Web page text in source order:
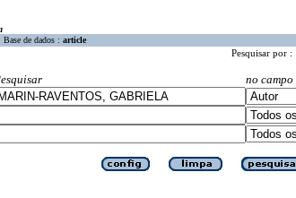
Base de dados : article
Pesquisar por :
no campo